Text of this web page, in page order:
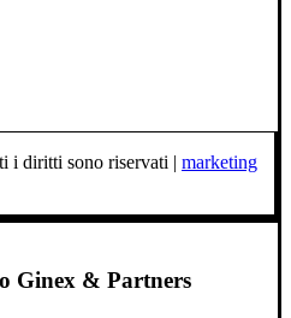
i diritti sono riservati | marketing
Ginex & Partners